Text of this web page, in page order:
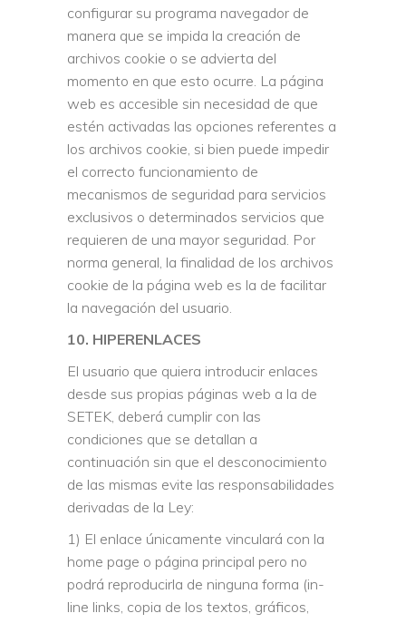
configurar su programa navegador de
manera que se impida la creación de
archivos cookie o se advierta del
momento en que esto ocurre. La página
web es accesible sin necesidad de que
estén activadas las opciones referentes a
los archivos cookie, si bien puede impedir
el correcto funcionamiento de
mecanismos de seguridad para servicios
exclusivos o determinados servicios que
requieren de una mayor seguridad. Por
norma general, la finalidad de los archivos
cookie de la página web es la de facilitar
la navegación del usuario.
10. HIPERENLACES
El usuario que quiera introducir enlaces
desde sus propias páginas web a la de
SETEK, deberá cumplir con las
condiciones que se detallan a
continuación sin que el desconocimiento
de las mismas evite las responsabilidades
derivadas de la Ley:
1) El enlace únicamente vinculará con la
home page o página principal pero no
podrá reproducirla de ninguna forma (in-
line links, copia de los textos, gráficos,